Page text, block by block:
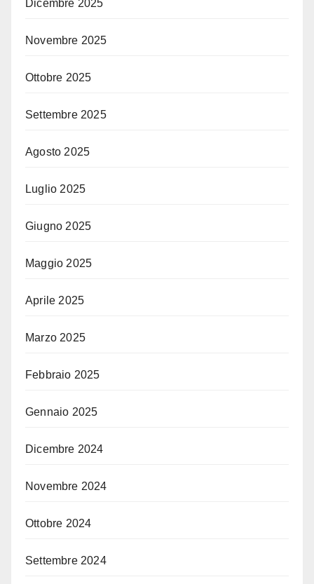
Dicembre 2025
Novembre 2025
Ottobre 2025
Settembre 2025
Agosto 2025
Luglio 2025
Giugno 2025
Maggio 2025
Aprile 2025
Marzo 2025
Febbraio 2025
Gennaio 2025
Dicembre 2024
Novembre 2024
Ottobre 2024
Settembre 2024